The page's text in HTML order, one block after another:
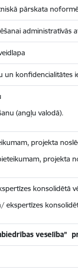
pārskata
administratīvās
un konfidencialitātes
(angļu valodā).
projekta
projekta
konsolidētā
ekspertīzes
veselība”